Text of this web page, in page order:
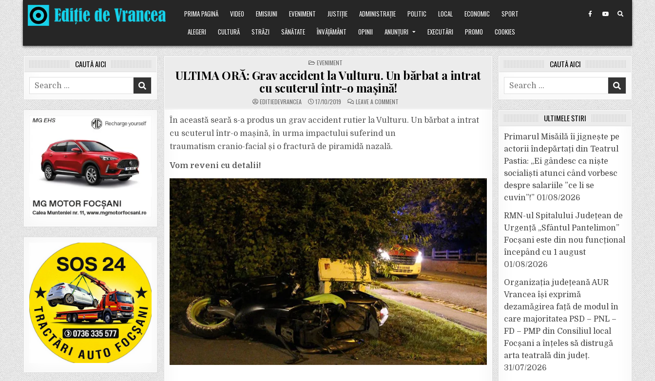
Skip
to
content
PRIMA PAGINĂ VIDEO EMISIUNI EVENIMENT JUSTIȚIE ADMINISTRAȚIE POLITIC LOCAL ECONOMIC
SPORT
ALEGERI
CULTURĂ STRĂZI SĂNĂTATE ÎNVĂȚĂMÂNT OPINII ANUNȚURI EXECUTĂRI PROMO COOKIES
POSTED
IN
EVENIMENT
ULTIMA ORĂ: Grav accident la Vulturu. Un bărbat a intrat
cu scuterul într-o mașină!
EDITIEDEVRANCEA 17/10/2019 LEAVE A COMMENT
ULTIMA
GRAV
ACCIDENT
ÎNTR-
O
MAȘINĂ!
În această seară s-a produs un grav accident rutier la Vulturu. Un bărbat a intrat
cu scuterul într-o mașină, în urma impactului suferind un
traumatism cranio-facial și o fractură de piramidă nazală.
Vom reveni cu detalii!
CAUTĂ AICI
Search
for:
CAUTĂ AICI
Search
for:
ULTIMELE ȘTIRI
Primarul Misăilă îi jignește pe
actorii îndepărtați din Teatrul
Pastia: „Ei gândesc ca niște
socialiști atunci când vorbesc
despre salariile ”ce li se
cuvin”!” 01/08/2026
RMN-ul Spitalului Județean de
Urgență „Sfântul Pantelimon”
Focșani este din nou funcțional
începând cu 1 august
01/08/2026
Organizația județeană AUR
Vrancea își exprimă
dezamăgirea față de modul în
care majoritatea PSD – PNL –
FD – PMP din Consiliul local
Focșani a înțeles să distrugă
arta teatrală din județ.
31/07/2026